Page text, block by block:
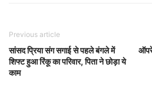
Previous article
सांसद प्रिया संग सगाई से पहले बंगले में
शिफ्ट हुआ रिंकू का परिवार, पिता ने छोड़ा ये
काम